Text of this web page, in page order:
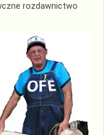
rozdawnictwo